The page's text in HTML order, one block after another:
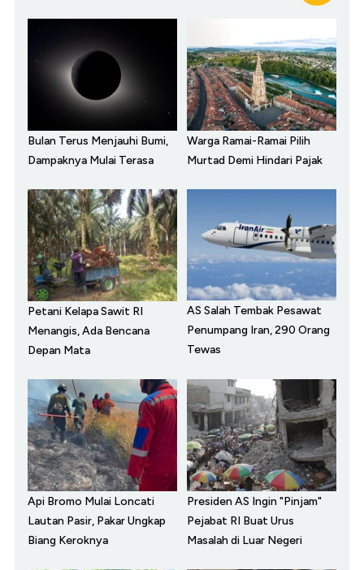
Bulan Terus Menjauhi Bumi,
Dampaknya Mulai Terasa
Warga Ramai-Ramai Pilih
Murtad Demi Hindari Pajak
Petani Kelapa Sawit RI
Menangis, Ada Bencana
Depan Mata
AS Salah Tembak Pesawat
Penumpang Iran, 290 Orang
Tewas
Api Bromo Mulai Loncati
Lautan Pasir, Pakar Ungkap
Biang Keroknya
Presiden AS Ingin "Pinjam"
Pejabat RI Buat Urus
Masalah di Luar Negeri